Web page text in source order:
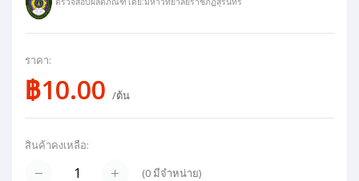
ราคา:
฿10.00 /ต้น
สินค้าคงเหลือ:
(0มีจำหน่าย)